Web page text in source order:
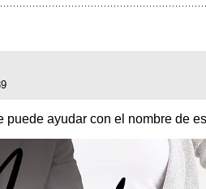
puede ayudar con el nombre de